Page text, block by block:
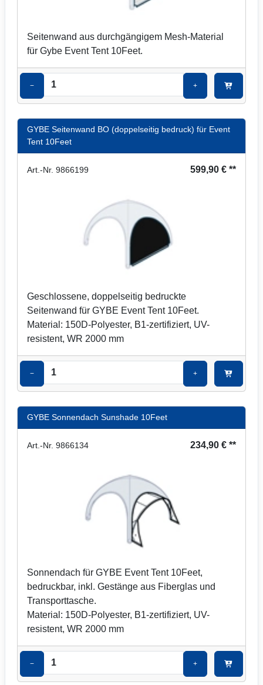
Seitenwand aus durchgängigem Mesh-Material
für Gybe Event Tent 10Feet.
− +
GYBE Seitenwand BO (doppelseitig bedruck) für Event
Tent 10Feet
Art.-Nr. 9866199 599,90 € **
Geschlossene, doppelseitig bedruckte
Seitenwand für GYBE Event Tent 10Feet.
Material: 150D-Polyester, B1-zertifiziert, UV-
resistent, WR 2000 mm
− +
GYBE Sonnendach Sunshade 10Feet
Art.-Nr. 9866134 234,90 € **
Sonnendach für GYBE Event Tent 10Feet,
bedruckbar, inkl. Gestänge aus Fiberglas und
Transporttasche.
Material: 150D-Polyester, B1-zertifiziert, UV-
resistent, WR 2000 mm
− +